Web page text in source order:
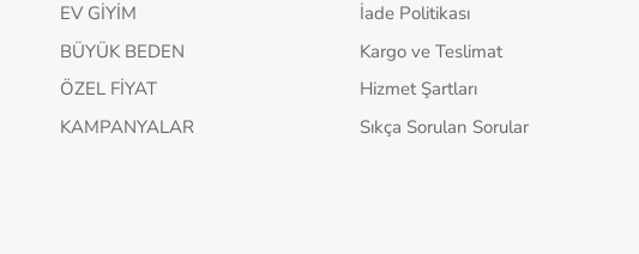
EV GİYİM
BÜYÜK BEDEN
ÖZEL FİYAT
KAMPANYALAR
İade Politikası
Kargo ve Teslimat
Hizmet Şartları
Sıkça Sorulan Sorular